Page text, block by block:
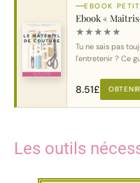
EBOOK
Ebook «
★★★★★
Tu ne sais pas
l'entretenir ? Ce
8.51£
Les outils